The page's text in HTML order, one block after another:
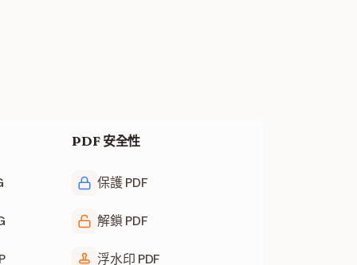
PDF 安全性
保護 PDF
解鎖 PDF
浮水印 PDF